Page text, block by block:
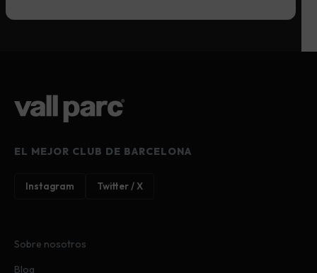
EL MEJOR CLUB DE BARCELONA
Instagram Twitter / X
Sobre nosotros
Blog